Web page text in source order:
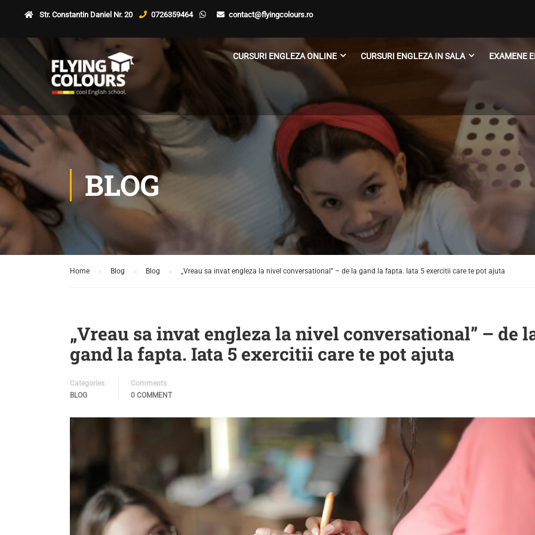
Str. Constantin Daniel Nr. 20 0726359464 contact@flyingcolours.ro
CURSURI ENGLEZA ONLINE CURSURI ENGLEZA IN SALA EXAMENE
BLOG
Home Blog Blog „Vreau sa invat engleza la nivel conversational” – de la gand la fapta. Iata 5 exercitii care te pot ajuta
„Vreau sa invat engleza la nivel conversational” – de
gand la fapta. Iata 5 exercitii care te pot ajuta
Categories
BLOG
Comments
0 COMMENT